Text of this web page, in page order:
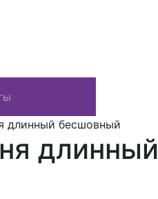
длинный бесшовный
длинный